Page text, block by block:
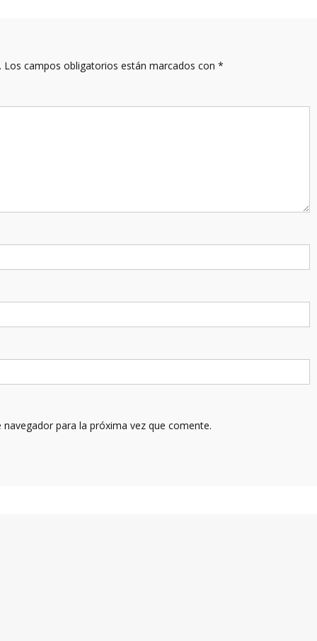
Los campos obligatorios están marcados con *
para la próxima vez que comente.